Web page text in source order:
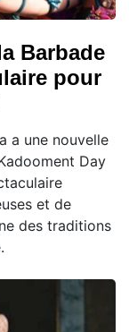
Barbade
pour
a une nouvelle
Day
et de
des traditions